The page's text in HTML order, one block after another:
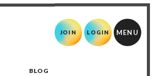
JOIN LOGIN
BLOG